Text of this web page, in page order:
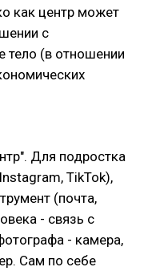
как центр может
с
тело (в отношении
Для подростка
TikTok),
(почта,
- связь с
- камера,
Сам по себе